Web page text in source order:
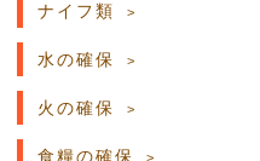
ナイフ類
水の確保
火の確保
食糧の確保